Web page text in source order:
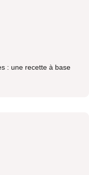
: une recette à base